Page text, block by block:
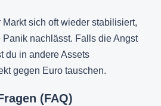
sich oft wieder stabilisiert,
nachlässt. Falls die Angst
du in andere Assets
gegen Euro tauschen.
(FAQ)